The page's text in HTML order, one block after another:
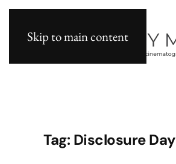
Skip to main content
Tag: Disclosure Day